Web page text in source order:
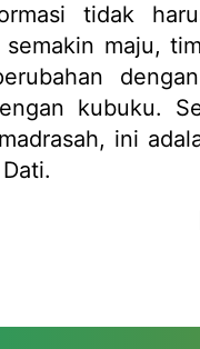
tidak
maju,
kubuku.
ini